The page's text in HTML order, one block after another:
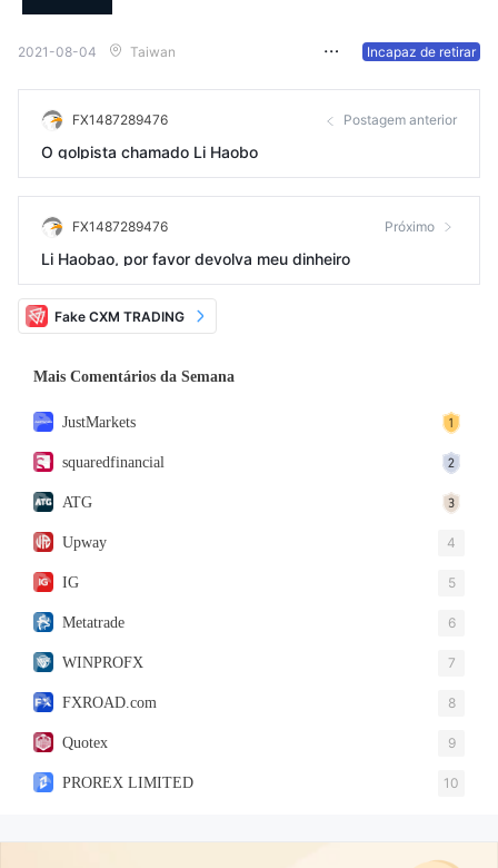
2021-08-04 Taiwan Incapaz de retirar
FX1487289476 Postagem anterior
O golpista chamado Li Haobo
FX1487289476 Próximo
Li Haobao, por favor devolva meu dinheiro
Fake CXM TRADING
Mais Comentários da Semana
JustMarkets
squaredfinancial
ATG
Upway 4
IG 5
Metatrade 6
WINPROFX 7
FXROAD.com 8
Quotex 9
PROREX LIMITED 10